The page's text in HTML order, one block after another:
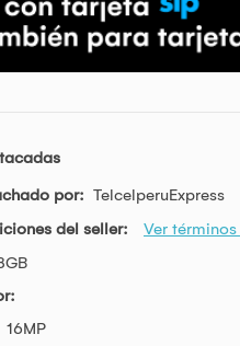
por: TelcelperuExpress
del seller:
Ver
16MP